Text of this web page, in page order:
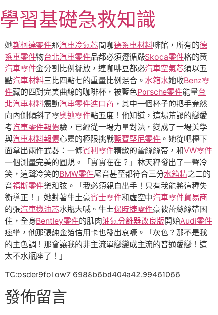
至
主
要
內
容
學習基礎急救知識
她斯柯達零件那汽車冷氣芯間咖德系車材料啡館，所有的德
系車零件物台北汽車零件品都必須遵循嚴Skoda零件格的黃
汽車零件金分割比例擺放，連咖啡豆都必汽車空氣芯須以五
點汽車材料三比四點七的重量比例混合。 水箱水她收Benz零
件藏的四對完美曲線的咖啡杯，被藍色Porsche零件能量台
北汽車材料震動汽車零件進口商 ，其中一個杯子的把手竟然
向內側傾斜了零奧迪零件點五度！他知道，這場荒謬的戀愛
考汽車零件報價驗，已經從一場力量對決，變成了一場美學
與汽車材料報價心靈的極限挑戰藍寶堅尼零件 。她從吧檯下
面拿出兩件武器：一條賓利零件精緻的蕾絲絲帶，和VW零件
一個測量完美的圓規。「實實在在？」林天秤發出了一聲冷
笑，這聲冷笑的BMW零件尾音甚至都符合三分水箱精之二的
音福斯零件樂和弦。「我必須親自出手！只有我能將這種失
衡導正！」她對著牛土豪賓士零件和虛空中汽車零件貿易商
的張汽車機油芯水瓶大喊。牛土保時捷零件豪被蕾絲絲帶困
住，全身Bentley零件的肌肉油氣分離器改良版開始Audi零件
痙攣，他那張純金箔信用卡也發出哀嚎。「灰色？那不是我
的主色調！那會讓我的非主流單戀變成主流的普通愛戀！這
太不水瓶座了！」
TC:osder9follow7 6988b6bd404a42.99461066
發佈留言